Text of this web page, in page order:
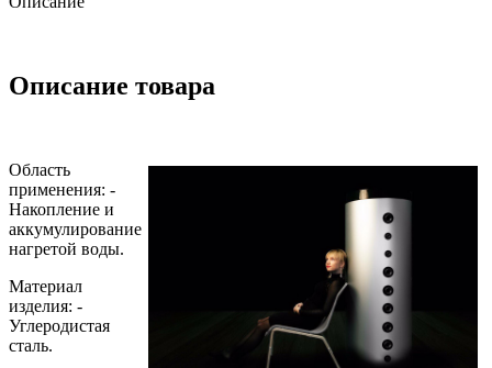
Описание товара
Область
применения: -
Накопление и
аккумулирование
нагретой воды.
Материал
изделия: -
Углеродистая
сталь.